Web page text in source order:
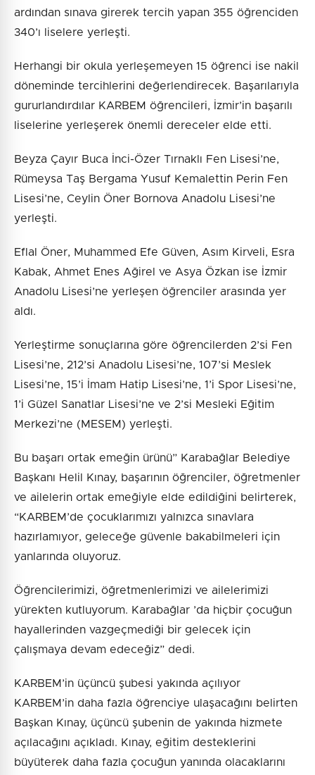
ardından sınava girerek tercih yapan 355 öğrenciden
340’ı liselere yerleşti.
Herhangi bir okula yerleşemeyen 15 öğrenci ise nakil
döneminde tercihlerini değerlendirecek. Başarılarıyla
gururlandırdılar KARBEM öğrencileri, İzmir’in başarılı
liselerine yerleşerek önemli dereceler elde etti.
Beyza Çayır Buca İnci-Özer Tırnaklı Fen Lisesi’ne,
Rümeysa Taş Bergama Yusuf Kemalettin Perin Fen
Lisesi’ne, Ceylin Öner Bornova Anadolu Lisesi’ne
yerleşti.
Eflal Öner, Muhammed Efe Güven, Asım Kirveli, Esra
Kabak, Ahmet Enes Ağirel ve Asya Özkan ise İzmir
Anadolu Lisesi’ne yerleşen öğrenciler arasında yer
aldı.
Yerleştirme sonuçlarına göre öğrencilerden 2’si Fen
Lisesi’ne, 212’si Anadolu Lisesi’ne, 107’si Meslek
Lisesi’ne, 15’i İmam Hatip Lisesi’ne, 1’i Spor Lisesi’ne,
1’i Güzel Sanatlar Lisesi’ne ve 2’si Mesleki Eğitim
Merkezi’ne (MESEM) yerleşti.
Bu başarı ortak emeğin ürünü” Karabağlar Belediye
Başkanı Helil Kınay, başarının öğrenciler, öğretmenler
ve ailelerin ortak emeğiyle elde edildiğini belirterek,
“KARBEM’de çocuklarımızı yalnızca sınavlara
hazırlamıyor, geleceğe güvenle bakabilmeleri için
yanlarında oluyoruz.
Öğrencilerimizi, öğretmenlerimizi ve ailelerimizi
yürekten kutluyorum. Karabağlar ’da hiçbir çocuğun
hayallerinden vazgeçmediği bir gelecek için
çalışmaya devam edeceğiz” dedi.
KARBEM’in üçüncü şubesi yakında açılıyor
KARBEM’in daha fazla öğrenciye ulaşacağını belirten
Başkan Kınay, üçüncü şubenin de yakında hizmete
açılacağını açıkladı. Kınay, eğitim desteklerini
büyüterek daha fazla çocuğun yanında olacaklarını